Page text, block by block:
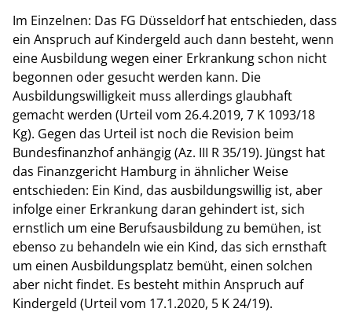
Im Einzelnen: Das FG Düsseldorf hat entschieden, dass
ein Anspruch auf Kindergeld auch dann besteht, wenn
eine Ausbildung wegen einer Erkrankung schon nicht
begonnen oder gesucht werden kann. Die
Ausbildungswilligkeit muss allerdings glaubhaft
gemacht werden (Urteil vom 26.4.2019, 7 K 1093/18
Kg). Gegen das Urteil ist noch die Revision beim
Bundesfinanzhof anhängig (Az. III R 35/19). Jüngst hat
das Finanzgericht Hamburg in ähnlicher Weise
entschieden: Ein Kind, das ausbildungswillig ist, aber
infolge einer Erkrankung daran gehindert ist, sich
ernstlich um eine Berufsausbildung zu bemühen, ist
ebenso zu behandeln wie ein Kind, das sich ernsthaft
um einen Ausbildungsplatz bemüht, einen solchen
aber nicht findet. Es besteht mithin Anspruch auf
Kindergeld (Urteil vom 17.1.2020, 5 K 24/19).